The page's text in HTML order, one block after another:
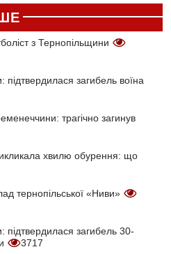
з Тернопільщини
підтвердилася загибель воїна
трагічно загинув
хвилю обурення: що
тернопільської «Ниви»
підтвердилася загибель 30-
3717